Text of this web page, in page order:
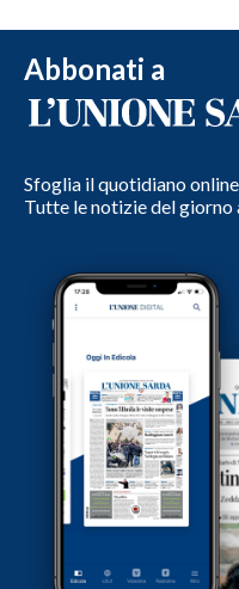
Abbonati a
Sfoglia il quotidiano
Tutte le notizie del